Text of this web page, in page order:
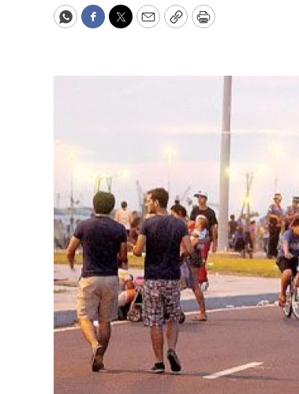
WhatsApp
Facebook
Twitter
EmailCopyPrint